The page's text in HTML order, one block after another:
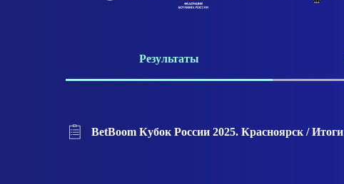
Результаты
BetBoom Кубок России 2025. Красноярск / Итоги